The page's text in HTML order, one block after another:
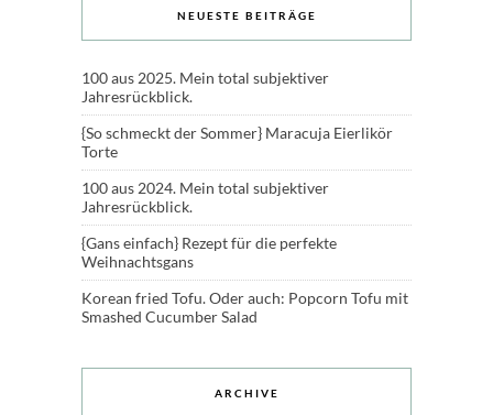
NEUESTE BEITRÄGE
100 aus 2025. Mein total subjektiver
Jahresrückblick.
{So schmeckt der Sommer} Maracuja Eierlikör
Torte
100 aus 2024. Mein total subjektiver
Jahresrückblick.
{Gans einfach} Rezept für die perfekte
Weihnachtsgans
Korean fried Tofu. Oder auch: Popcorn Tofu mit
Smashed Cucumber Salad
ARCHIVE